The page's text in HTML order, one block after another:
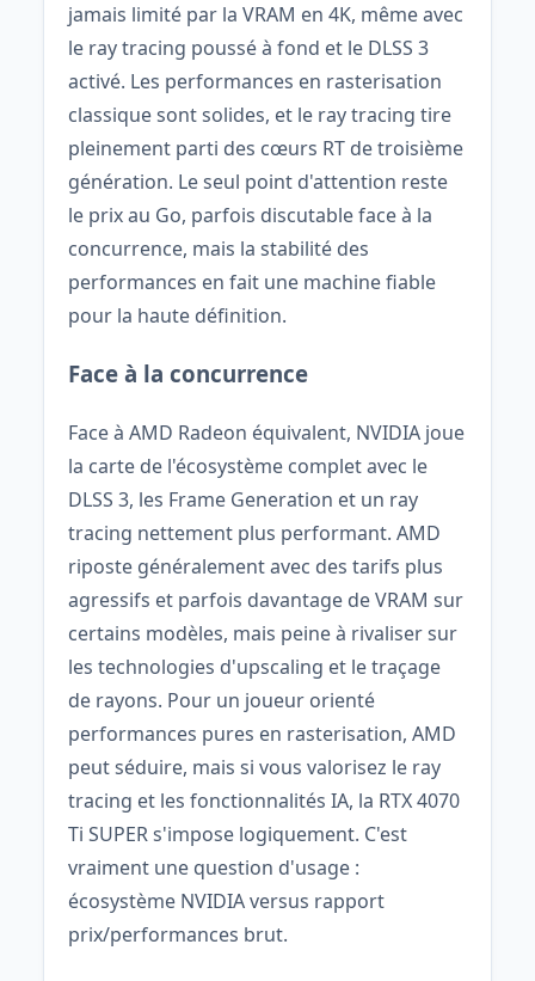
jamais limité par la VRAM en 4K, même avec
le ray tracing poussé à fond et le DLSS 3
activé. Les performances en rasterisation
classique sont solides, et le ray tracing tire
pleinement parti des cœurs RT de troisième
génération. Le seul point d'attention reste
le prix au Go, parfois discutable face à la
concurrence, mais la stabilité des
performances en fait une machine fiable
pour la haute définition.
Face à la concurrence
Face à AMD Radeon équivalent, NVIDIA joue
la carte de l'écosystème complet avec le
DLSS 3, les Frame Generation et un ray
tracing nettement plus performant. AMD
riposte généralement avec des tarifs plus
agressifs et parfois davantage de VRAM sur
certains modèles, mais peine à rivaliser sur
les technologies d'upscaling et le traçage
de rayons. Pour un joueur orienté
performances pures en rasterisation, AMD
peut séduire, mais si vous valorisez le ray
tracing et les fonctionnalités IA, la RTX 4070
Ti SUPER s'impose logiquement. C'est
vraiment une question d'usage :
écosystème NVIDIA versus rapport
prix/performances brut.